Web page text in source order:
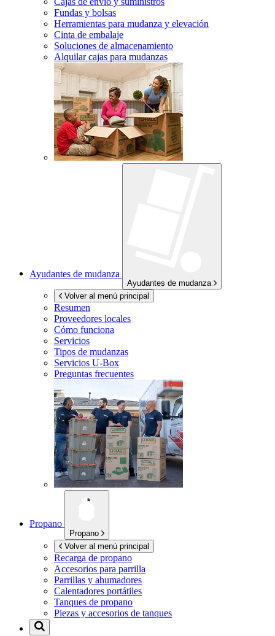
Fundas y bolsas
Herramientas para mudanza y elevación
Cinta de embalaje
Soluciones de almacenamiento
Alquilar cajas para mudanzas
Ayudantes de mudanza
Ayudantes de mudanza
Volver al menú principal
Resumen
Proveedores locales
Cómo funciona
Servicios
Tipos de mudanzas
Servicios U-Box
Preguntas frecuentes
Propano
Propano
Volver al menú principal
Recarga de propano
Accesorios para parrilla
Parrillas y ahumadores
Calentadores portátiles
Tanques de propano
Piezas y accesorios de tanques